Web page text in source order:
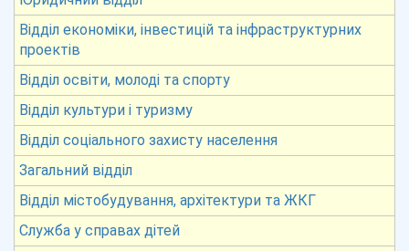
Відділ економіки, інвестицій та інфраструктурних
проектів
Відділ освіти, молоді та спорту
Відділ культури і туризму
Відділ соціального захисту населення
Загальний відділ
Відділ містобудування, архітектури та ЖКГ
Служба у справах дітей